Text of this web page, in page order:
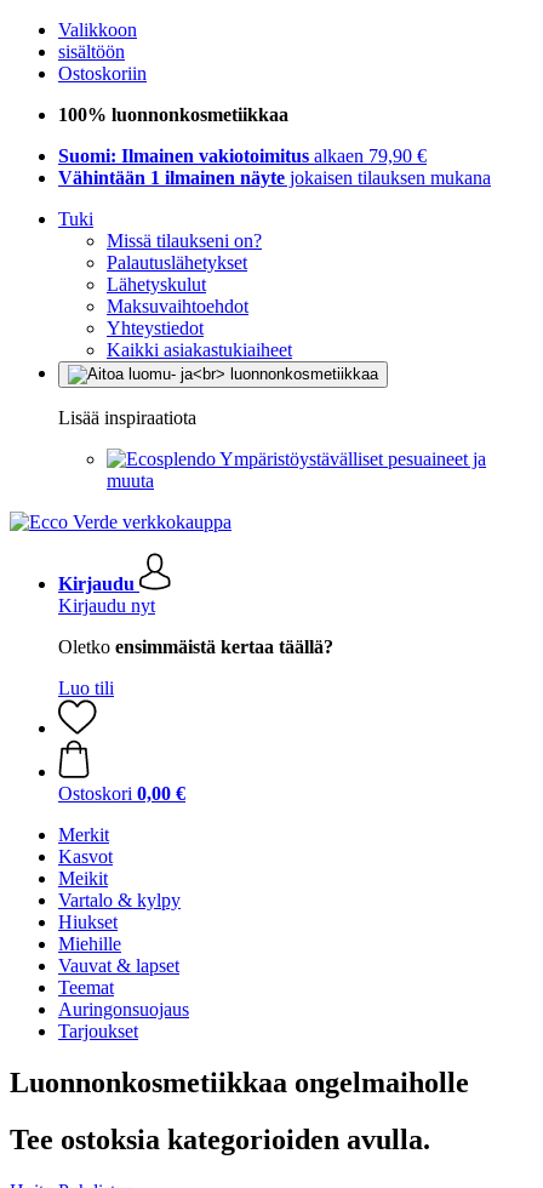
Valikkoon
sisältöön
Ostoskoriin
100% luonnonkosmetiikkaa
Suomi: Ilmainen vakiotoimitus alkaen 79,90 €
Vähintään 1 ilmainen näyte jokaisen tilauksen mukana
Tuki
Missä tilaukseni on?
Palautuslähetykset
Lähetyskulut
Maksuvaihtoehdot
Yhteystiedot
Kaikki asiakastukiaiheet
Lisää inspiraatiota
Ympäristöystävälliset pesuaineet ja
muuta
Kirjaudu
Kirjaudu nyt
Oletko ensimmäistä kertaa täällä?
Luo tili
Ostoskori 0,00 €
Merkit
Kasvot
Meikit
Vartalo & kylpy
Hiukset
Miehille
Vauvat & lapset
Teemat
Auringonsuojaus
Tarjoukset
Luonnonkosmetiikkaa ongelmaiholle
Tee ostoksia kategorioiden avulla.